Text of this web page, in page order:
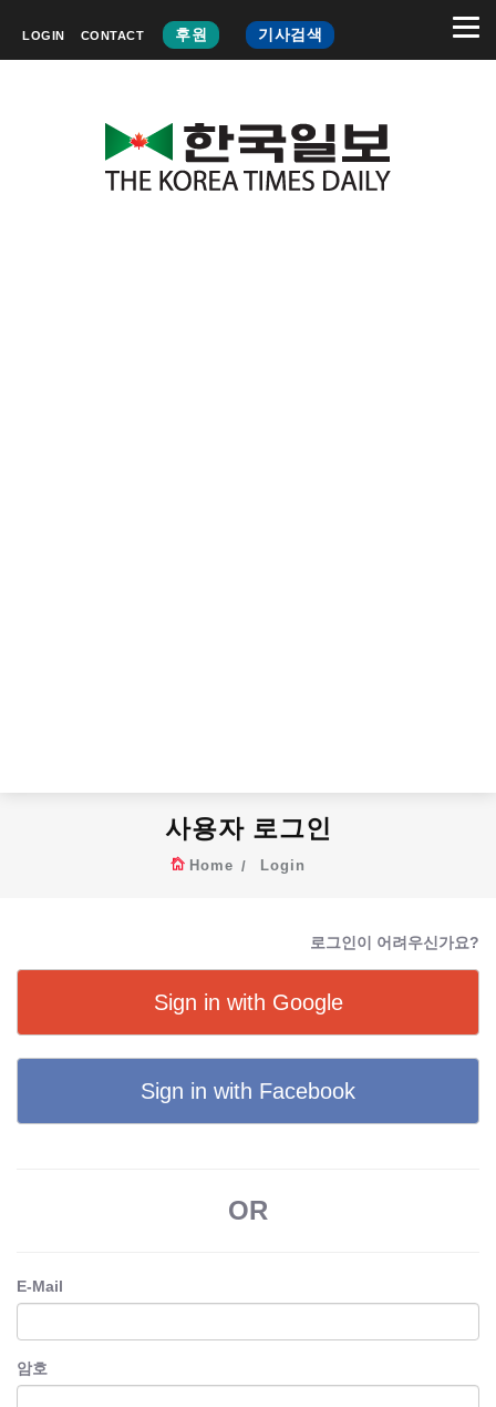
LOGIN CONTACT 후원 기사검색
사용자 로그인
Home Login
로그인이 어려우신가요?
Sign in with Google
Sign in with Facebook
OR
E-Mail
암호